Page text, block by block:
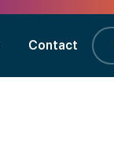
Contact